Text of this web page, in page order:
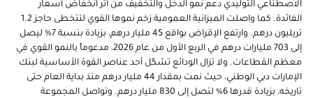
الاصطناعي التوليدي دعم نمو الدخل والتخفيف من أثر انخفاض أسعار
الفائدة. كما واصلت الميزانية العمومية زخم نموها القوي لتتخطى حاجز 1.2
تريليون درهم. وارتفع الإقراض بواقع 45 مليار درهم، بزيادة بنسبة 7% ليصل
إلى 703 مليارات درهم في الربع الأول من عام 2026، مدعوماً بالنمو القوي في
معظم القطاعات. ولا تزال الودائع تشكّل أحد عناصر القوة الأساسية لبنك
الإمارات دبي الوطني، حيث نمت بمقدار 44 مليار درهم منذ بداية العام حتى
تاريخه، بزيادة قدرها 6% لتصل إلى 830 مليار درهم. وتواصل المجموعة